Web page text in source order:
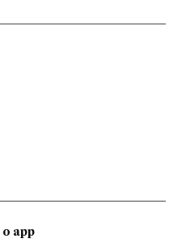
o app